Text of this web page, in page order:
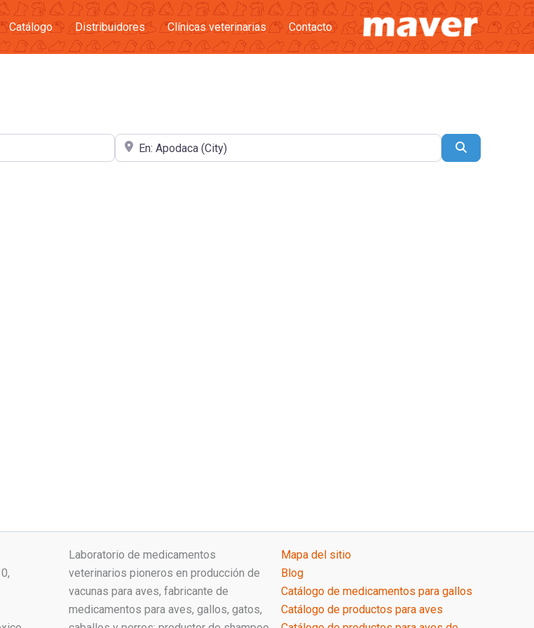
Catálogo Distribuidores Clínicas veterinarias Contacto
Cerca de
Laboratorio de medicamentos
veterinarios pioneros en producción de
vacunas para aves, fabricante de
medicamentos para aves, gallos, gatos,
Mapa del sitio
Blog
Catálogo de medicamentos para gallos
Catálogo de productos para aves